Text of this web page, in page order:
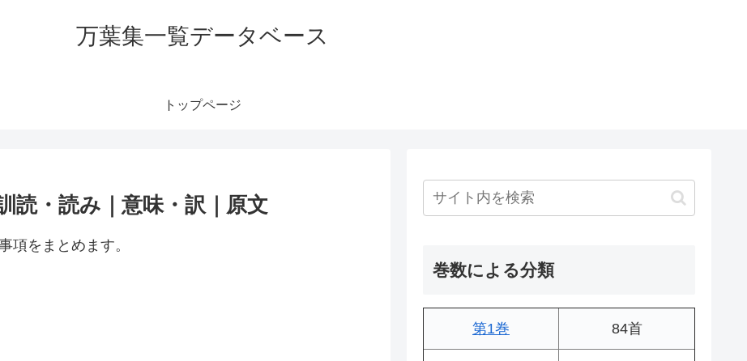
万葉集一覧データベース
トップページ
読・読み｜意味・訳｜原文
項をまとめます。
巻数による分類
第1巻 84首